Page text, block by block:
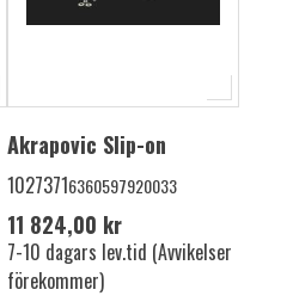
Akrapovic Slip-on
10273716360597920033
11 824,00 kr
7-10 dagars lev.tid (Avvikelser
förekommer)